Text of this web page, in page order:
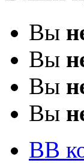
Вы
Вы
Вы
Вы
BB